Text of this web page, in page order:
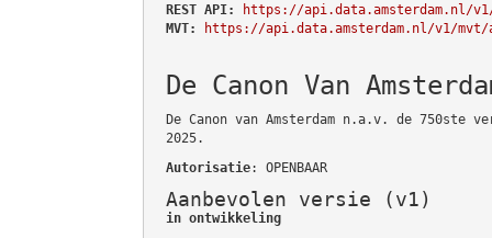
REST API:
https://api.data.amsterdam.nl/
MVT:
https://api.data.amsterdam.nl/v1/
De Canon Van
De Canon van Amsterdam n.a.v. de 750ste
2025.
Autorisatie: OPENBAAR
Aanbevolen versie (v1)
in ontwikkeling